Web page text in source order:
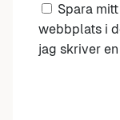
Spara
webbplats i
jag skriver